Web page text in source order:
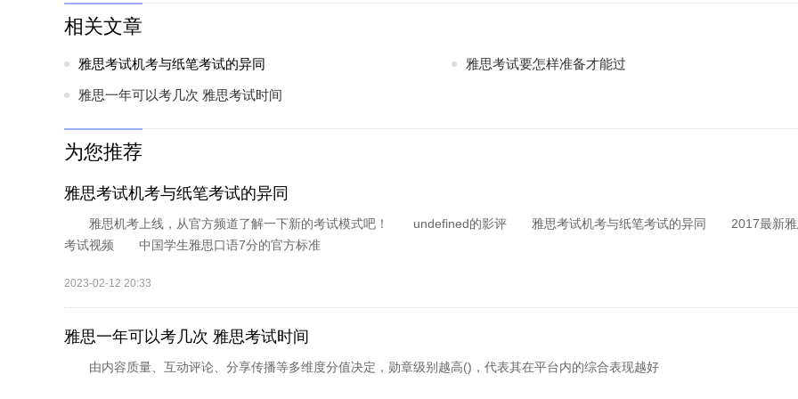
相关文章
雅思考试机考与纸笔考试的异同 雅思考试要怎样准备才能过
雅思一年可以考几次 雅思考试时间
为您推荐
雅思考试机考与纸笔考试的异同
雅思机考上线，从官方频道了解一下新的考试模式吧！ undefined的影评 雅思考试机考与纸笔考试的异同 2017最新雅
考试视频 中国学生雅思口语7分的官方标准
2023-02-12 20:33
雅思一年可以考几次 雅思考试时间
由内容质量、互动评论、分享传播等多维度分值决定，勋章级别越高()，代表其在平台内的综合表现越好